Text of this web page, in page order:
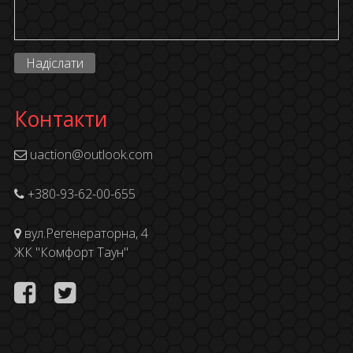
Надіслати
Контакти
uaction@outlook.com
+380-93-62-00-655
вул.Регенераторна, 4
ЖК "Комфорт Таун"